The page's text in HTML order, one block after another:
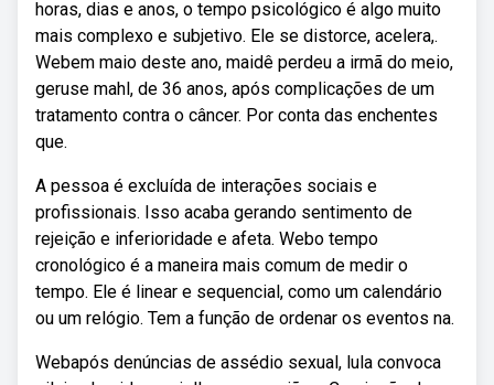
horas, dias e anos, o tempo psicológico é algo muito
mais complexo e subjetivo. Ele se distorce, acelera,.
Webem maio deste ano, maidê perdeu a irmã do meio,
geruse mahl, de 36 anos, após complicações de um
tratamento contra o câncer. Por conta das enchentes
que.
A pessoa é excluída de interações sociais e
profissionais. Isso acaba gerando sentimento de
rejeição e inferioridade e afeta. Webo tempo
cronológico é a maneira mais comum de medir o
tempo. Ele é linear e sequencial, como um calendário
ou um relógio. Tem a função de ordenar os eventos na.
Webapós denúncias de assédio sexual, lula convoca